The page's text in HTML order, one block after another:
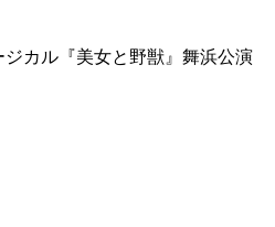
カル『美女と野獣』舞浜公演